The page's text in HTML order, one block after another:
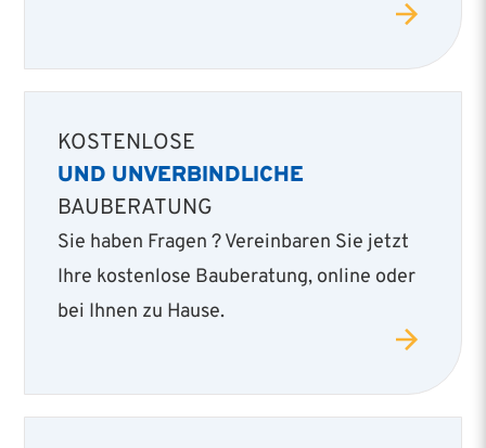
KOSTENLOSE
UND UNVERBINDLICHE
BAUBERATUNG
Sie haben Fragen ? Vereinbaren Sie jetzt
Ihre kostenlose Bauberatung, online oder
bei Ihnen zu Hause.